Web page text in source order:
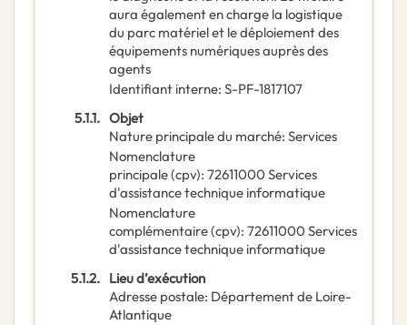
aura également en charge la logistique
du parc matériel et le déploiement des
équipements numériques auprès des
agents
Identifiant interne: S-PF-1817107
5.1.1. Objet
Nature principale du marché: Services
Nomenclature
principale(cpv): 72611000 Services
d'assistance technique informatique
Nomenclature
complémentaire(cpv): 72611000 Services
d'assistance technique informatique
5.1.2. Lieu d’exécution
Adresse postale: Département de Loire-
Atlantique